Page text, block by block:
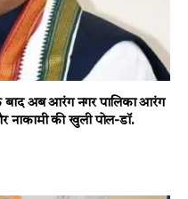
बाद अब आरंग नगर पालिका आरंग
नाकामी की खुली पोल-डॉ.